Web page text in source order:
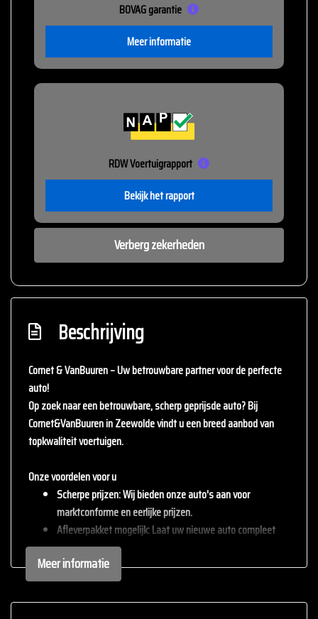
BOVAG garantie
Meer informatie
RDW Voertuigrapport
Bekijk het rapport
Verberg zekerheden
Beschrijving
Cornet & VanBuuren – Uw betrouwbare partner voor de perfecte
auto!
Op zoek naar een betrouwbare, scherp geprijsde auto? Bij
Cornet&VanBuurenin Zeewolde vindt u een breed aanbod van
topkwaliteit voertuigen.
Onze voordelen voor u
Scherpe prijzen: Wij bieden onze auto's aan voor
marktconforme en eerlijke prijzen.
Afleverpakket mogelijk: Laat uw nieuwe auto compleet
afleveren met één van onze afleverpakketten (tegen
meerprijs).
Inruil mogelijk: Wij staan open voor uw huidige auto – inruil
is altijd bespreekbaar.
Meer informatie